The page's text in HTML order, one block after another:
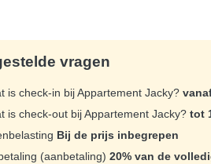
vragen
is check-in bij Appartement Jacky?
is check-out bij Appartement Jacky? tot
Bij de prijs inbegrepen
(aanbetaling) 20% van de